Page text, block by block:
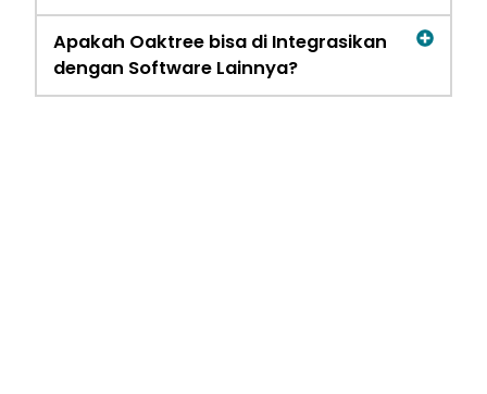
Apakah Oaktree bisa di Integrasikan
dengan Software Lainnya?